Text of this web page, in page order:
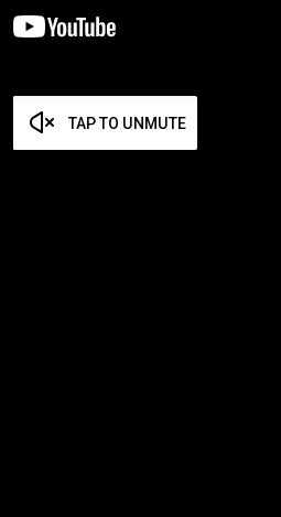
TAP TO UNMUTE